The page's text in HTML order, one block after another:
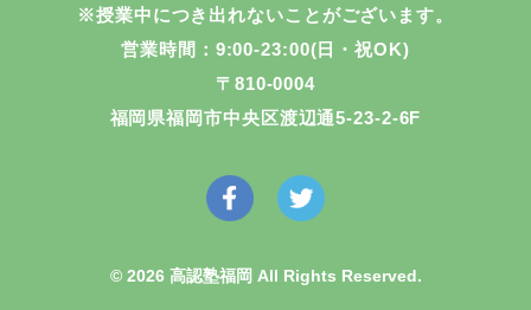
※授業中につき出れないことがございます。
営業時間：9:00-23:00(日・祝OK)
〒810-0004
福岡県福岡市中央区渡辺通5-23-2-6F
© 2026 高認塾福岡 All Rights Reserved.